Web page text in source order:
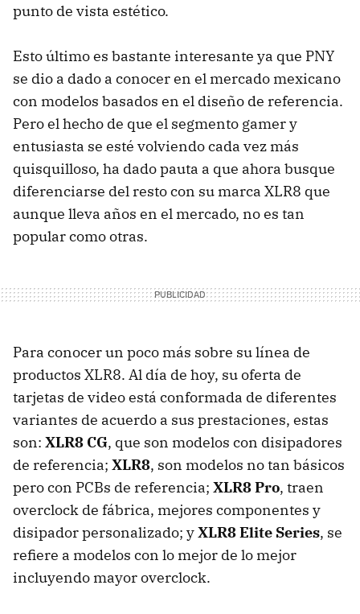
punto de vista estético.
Esto último es bastante interesante ya que PNY
se dio a dado a conocer en el mercado mexicano
con modelos basados en el diseño de referencia.
Pero el hecho de que el segmento gamer y
entusiasta se esté volviendo cada vez más
quisquilloso, ha dado pauta a que ahora busque
diferenciarse del resto con su marca XLR8 que
aunque lleva años en el mercado, no es tan
popular como otras.
Para conocer un poco más sobre su línea de
productos XLR8. Al día de hoy, su oferta de
tarjetas de video está conformada de diferentes
variantes de acuerdo a sus prestaciones, estas
son: XLR8 CG, que son modelos con disipadores
de referencia; XLR8, son modelos no tan básicos
pero con PCBs de referencia; XLR8 Pro, traen
overclock de fábrica, mejores componentes y
disipador personalizado; yXLR8 Elite Series, se
refiere a modelos con lo mejor de lo mejor
incluyendo mayor overclock.